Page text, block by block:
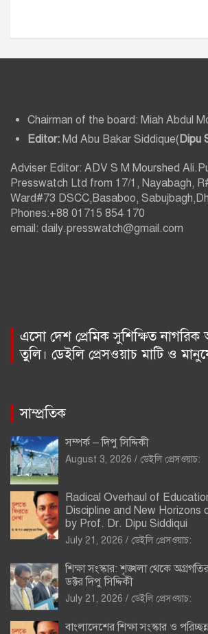
Chairman of the board: Miah Abdul
Editor: Md Abu Bakar Siddique(Dipu
Adviser Editor: ADV S M Mourshed
Presswatch Ltd from 17/1, Nayabagh,
Ward#73 DSCC,Basaboo,
Phones:+88 01715 854 170
email: daily.presswatch@gmail.com
এসো দেশ প্রেমিক সুশিক্ষিত
তুলি। ডেইলি প্রেসওয়াচ মাটি ও
সাম্প্রতিক
সম্পর্ক – দিপু সিদ্দিকী
August 3, 2026 ডেইলি প্রেসওয়াচ:
Radical Overhaul of
Discipline and New Horizons
by Prof. Dr. Dipu Siddiqui
July 21, 2026 ডেইলি প্রেসওয়াচ:
শিক্ষা সংস্কার: শৃঙ্খলা থেকে
ডক্টর দিপু সিদ্দিকী
July 21, 2026 ডেইলি প্রেসওয়াচ:
বাংলাদেশের শিক্ষা সংস্কার ও